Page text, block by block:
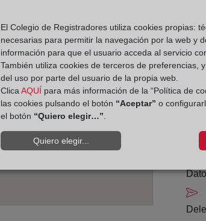
De
El Colegio de Registradores utiliza cookies propias:
necesarias para permitir la navegación por la web y
información para que el usuario acceda al servicio
También utiliza cookies de terceros de preferencias,
del uso por parte del usuario de la propia web.
ClicaAQUÍ para más información de la “Política de
las cookies pulsando el botón “Aceptar” o
el botón “Quiero elegir…”.
Quiero elegir...